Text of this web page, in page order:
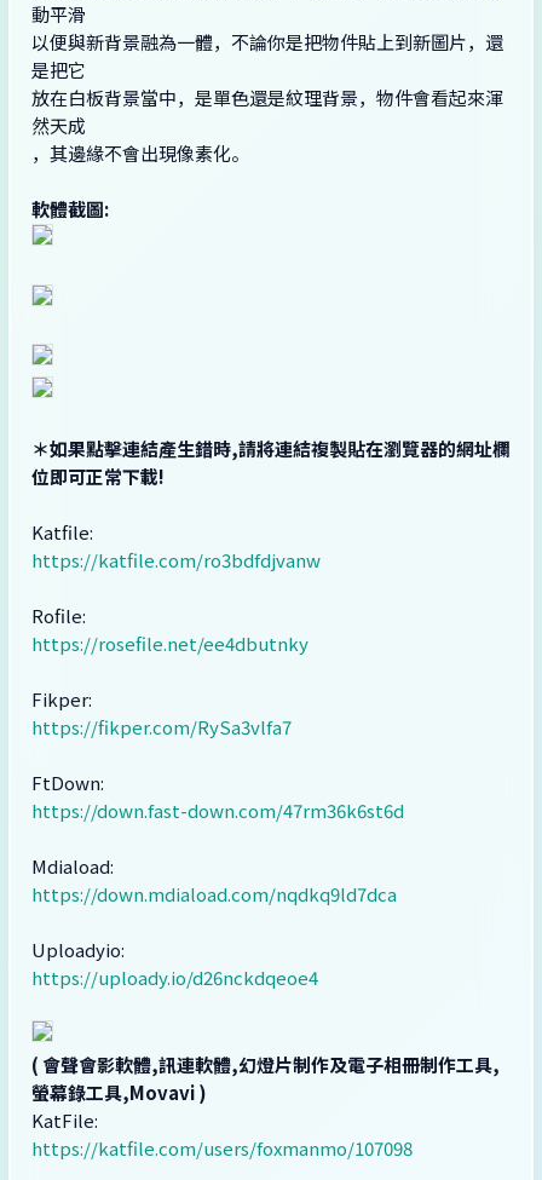
動平滑
以便與新背景融為一體，不論你是把物件貼上到新圖片，還
是把它
放在白板背景當中，是單色還是紋理背景，物件會看起來渾
然天成
，其邊緣不會出現像素化。
軟體截圖:
＊如果點擊連結產生錯時,請將連結複製貼在瀏覽器的網址欄
位即可正常下載!
Katfile:
https://katfile.com/ro3bdfdjvanw
Rofile:
https://rosefile.net/ee4dbutnky
Fikper:
https://fikper.com/RySa3vlfa7
FtDown:
https://down.fast-down.com/47rm36k6st6d
Mdiaload:
https://down.mdiaload.com/nqdkq9ld7dca
Uploadyio:
https://uploady.io/d26nckdqeoe4
( 會聲會影軟體,訊連軟體,幻燈片制作及電子相冊制作工具,
螢幕錄工具,Movavi )
KatFile:
https://katfile.com/users/foxmanmo/107098